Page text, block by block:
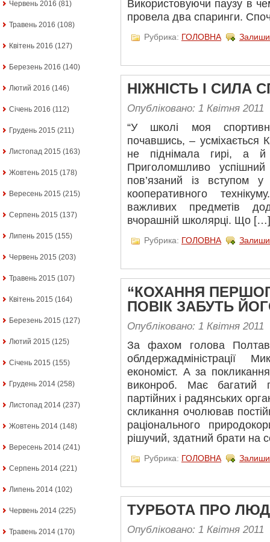
Червень 2016 (81)
Травень 2016 (108)
Квітень 2016 (127)
Березень 2016 (140)
Лютий 2016 (146)
Січень 2016 (112)
Грудень 2015 (211)
Листопад 2015 (163)
Жовтень 2015 (178)
Вересень 2015 (215)
Серпень 2015 (137)
Липень 2015 (155)
Червень 2015 (203)
Травень 2015 (107)
Квітень 2015 (164)
Березень 2015 (127)
Лютий 2015 (125)
Січень 2015 (155)
Грудень 2014 (258)
Листопад 2014 (237)
Жовтень 2014 (148)
Вересень 2014 (241)
Серпень 2014 (221)
Липень 2014 (102)
Червень 2014 (225)
Травень 2014 (170)
Використовуючи паузу в
провела два спаринги.
Рубрика: ГОЛОВНА
НІЖНІСТЬ І СИЛА
Опубліковано: 1 Квітня 2011
“У школі моя
почавшись, –
не піднімала гирі, а
Приголомшливо успішний
пов’язаний із вступом
кооперативного
важливих предметів
вчорашній школярці. Що […]
Рубрика: ГОЛОВНА
“КОХАННЯ
ПОВІК ЗАБУТЬ
Опубліковано: 1 Квітня 2011
За фахом голова
облдержадміністрації
економіст. А за
виконроб. Має багатий
партійних і радянських
скликання очолював
раціонального
рішучий, здатний брати на
Рубрика: ГОЛОВНА
ТУРБОТА ПРО
Опубліковано: 1 Квітня 2011